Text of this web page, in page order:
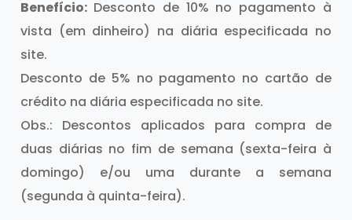
Benefício: Desconto de 10% no pagamento à
vista (em dinheiro) na diária especificada no
site.
Desconto de 5% no pagamento no cartão de
crédito na diária especificada no site.
Obs.: Descontos aplicados para compra de
duas diárias no fim de semana (sexta-feira à
domingo) e/ou uma durante a semana
(segunda à quinta-feira).